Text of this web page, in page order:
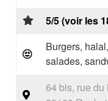
5/5 (voir les
Burgers,
salades,
64 bis, rue du